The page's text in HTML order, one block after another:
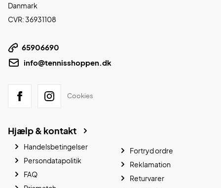
Danmark
CVR: 36931108
65906690
info@tennisshoppen.dk
Cookies
Hjælp & kontakt
Handelsbetingelser
Persondatapolitik
FAQ
Fortryd ordre
Reklamation
Returvarer